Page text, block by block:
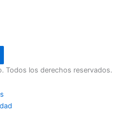
Todos los derechos reservados.